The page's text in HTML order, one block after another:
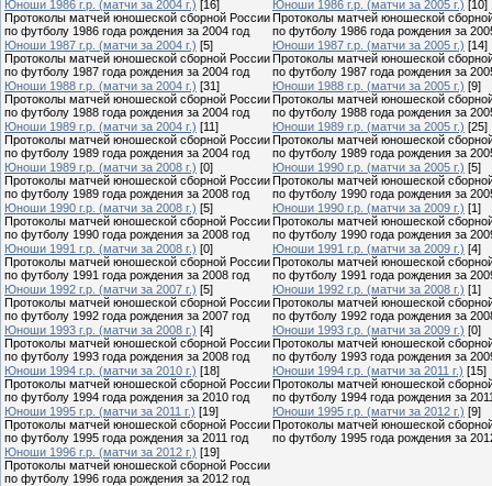
Юноши 1986 г.р. (матчи за 2004 г.) [16]
Протоколы матчей юношеской сборной России
по футболу 1986 года рождения за 2004 год
Юноши 1986 г.р. (матчи за 2005 г.) [10]
Протоколы матчей юношеской
по футболу 1986 года рождения за
Юноши 1987 г.р. (матчи за 2004 г.) [5]
Протоколы матчей юношеской сборной России
по футболу 1987 года рождения за 2004 год
Юноши 1987 г.р. (матчи за 2005 г.) [14]
Протоколы матчей юношеской
по футболу 1987 года рождения за
Юноши 1988 г.р. (матчи за 2004 г.) [31]
Протоколы матчей юношеской сборной России
по футболу 1988 года рождения за 2004 год
Юноши 1988 г.р. (матчи за 2005 г.) [9]
Протоколы матчей юношеской
по футболу 1988 года рождения за
Юноши 1989 г.р. (матчи за 2004 г.) [11]
Протоколы матчей юношеской сборной России
по футболу 1989 года рождения за 2004 год
Юноши 1989 г.р. (матчи за 2005 г.) [25]
Протоколы матчей юношеской
по футболу 1989 года рождения за
Юноши 1989 г.р. (матчи за 2008 г.) [0]
Протоколы матчей юношеской сборной России
по футболу 1989 года рождения за 2008 год
Юноши 1990 г.р. (матчи за 2005 г.) [5]
Протоколы матчей юношеской
по футболу 1990 года рождения за
Юноши 1990 г.р. (матчи за 2008 г.) [5]
Протоколы матчей юношеской сборной России
по футболу 1990 года рождения за 2008 год
Юноши 1990 г.р. (матчи за 2009 г.) [1]
Протоколы матчей юношеской
по футболу 1990 года рождения за
Юноши 1991 г.р. (матчи за 2008 г.) [0]
Протоколы матчей юношеской сборной России
по футболу 1991 года рождения за 2008 год
Юноши 1991 г.р. (матчи за 2009 г.) [4]
Протоколы матчей юношеской
по футболу 1991 года рождения за
Юноши 1992 г.р. (матчи за 2007 г.) [5]
Протоколы матчей юношеской сборной России
по футболу 1992 года рождения за 2007 год
Юноши 1992 г.р. (матчи за 2008 г.) [1]
Протоколы матчей юношеской
по футболу 1992 года рождения за
Юноши 1993 г.р. (матчи за 2008 г.) [4]
Протоколы матчей юношеской сборной России
по футболу 1993 года рождения за 2008 год
Юноши 1993 г.р. (матчи за 2009 г.) [0]
Протоколы матчей юношеской
по футболу 1993 года рождения за
Юноши 1994 г.р. (матчи за 2010 г.) [18]
Протоколы матчей юношеской сборной России
по футболу 1994 года рождения за 2010 год
Юноши 1994 г.р. (матчи за 2011 г.) [15]
Протоколы матчей юношеской
по футболу 1994 года рождения за
Юноши 1995 г.р. (матчи за 2011 г.) [19]
Протоколы матчей юношеской сборной России
по футболу 1995 года рождения за 2011 год
Юноши 1995 г.р. (матчи за 2012 г.) [9]
Протоколы матчей юношеской
по футболу 1995 года рождения за
Юноши 1996 г.р. (матчи за 2012 г.) [19]
Протоколы матчей юношеской сборной России
по футболу 1996 года рождения за 2012 год